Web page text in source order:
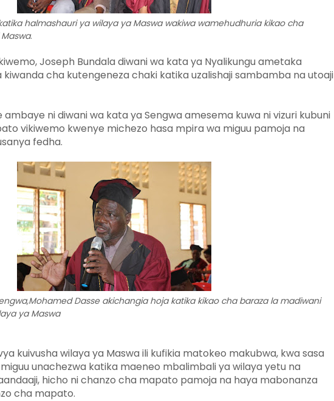
halmashauri ya wilaya ya Maswa wakiwa wamehudhuria kikao cha
.
Joseph Bundala diwani wa kata ya Nyalikungu ametaka
kiwanda cha kutengeneza chaki katika uzalishaji sambamba na utoaji
ambaye ni diwani wa kata ya Sengwa amesema kuwa ni vizuri kubuni
vikiwemo kwenye michezo hasa mpira wa miguu pamoja na
fedha.
Dasse akichangia hoja katika kikao cha baraza la madiwani
ya Maswa
kuivusha wilaya ya Maswa ili kufikia matokeo makubwa, kwa sasa
unachezwa katika maeneo mbalimbali ya wilaya yetu na
hicho ni chanzo cha mapato pamoja na haya mabonanza
cha mapato.